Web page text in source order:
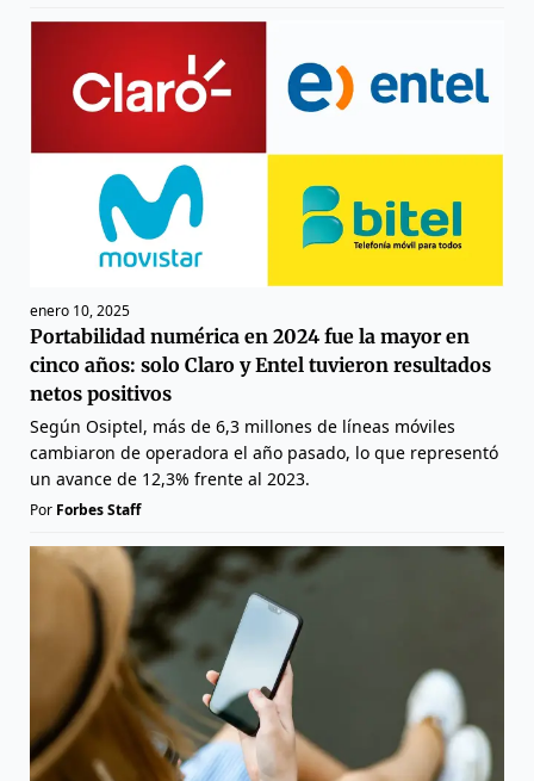
enero 10, 2025
Portabilidad numérica en 2024 fue la mayor en
cinco años: solo Claro y Entel tuvieron resultados
netos positivos
Según Osiptel, más de 6,3 millones de líneas móviles
cambiaron de operadora el año pasado, lo que representó
un avance de 12,3% frente al 2023.
Por Forbes Staff